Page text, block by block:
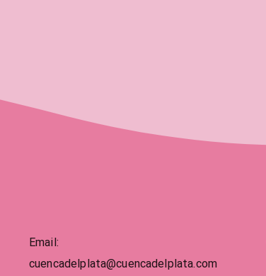
Email:
cuencadelplata@cuencadelplata.com